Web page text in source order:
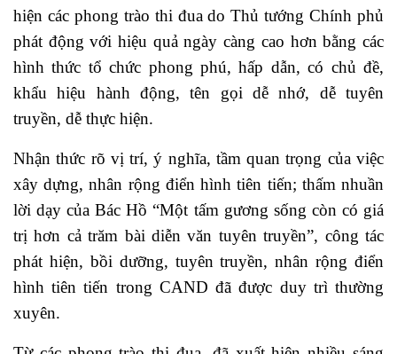
hiện các phong trào thi đua do Thủ tướng Chính phủ
phát động với hiệu quả ngày càng cao hơn bằng các
hình thức tổ chức phong phú, hấp dẫn, có chủ đề,
khẩu hiệu hành động, tên gọi dễ nhớ, dễ tuyên
truyền, dễ thực hiện.
Nhận thức rõ vị trí, ý nghĩa, tầm quan trọng của việc
xây dựng, nhân rộng điển hình tiên tiến; thấm nhuần
lời dạy của Bác Hồ “Một tấm gương sống còn có giá
trị hơn cả trăm bài diễn văn tuyên truyền”, công tác
phát hiện, bồi dưỡng, tuyên truyền, nhân rộng điển
hình tiên tiến trong CAND đã được duy trì thường
xuyên.